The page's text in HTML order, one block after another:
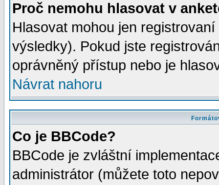
Proč nemohu hlasovat v
Hlasovat mohou jen
výsledky). Pokud jste
oprávněný přístup nebo je
Návrat nahoru
Co je BBCode?
BBCode je zvláštní
administrátor (můžete toto